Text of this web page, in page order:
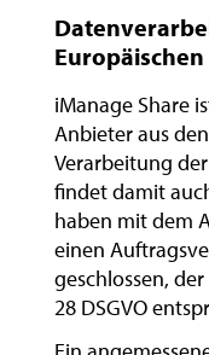
iManage Share
Anbieter aus
Verarbeitung
findet damit
haben mit dem
einen
geschlossen,
28 DSGVO